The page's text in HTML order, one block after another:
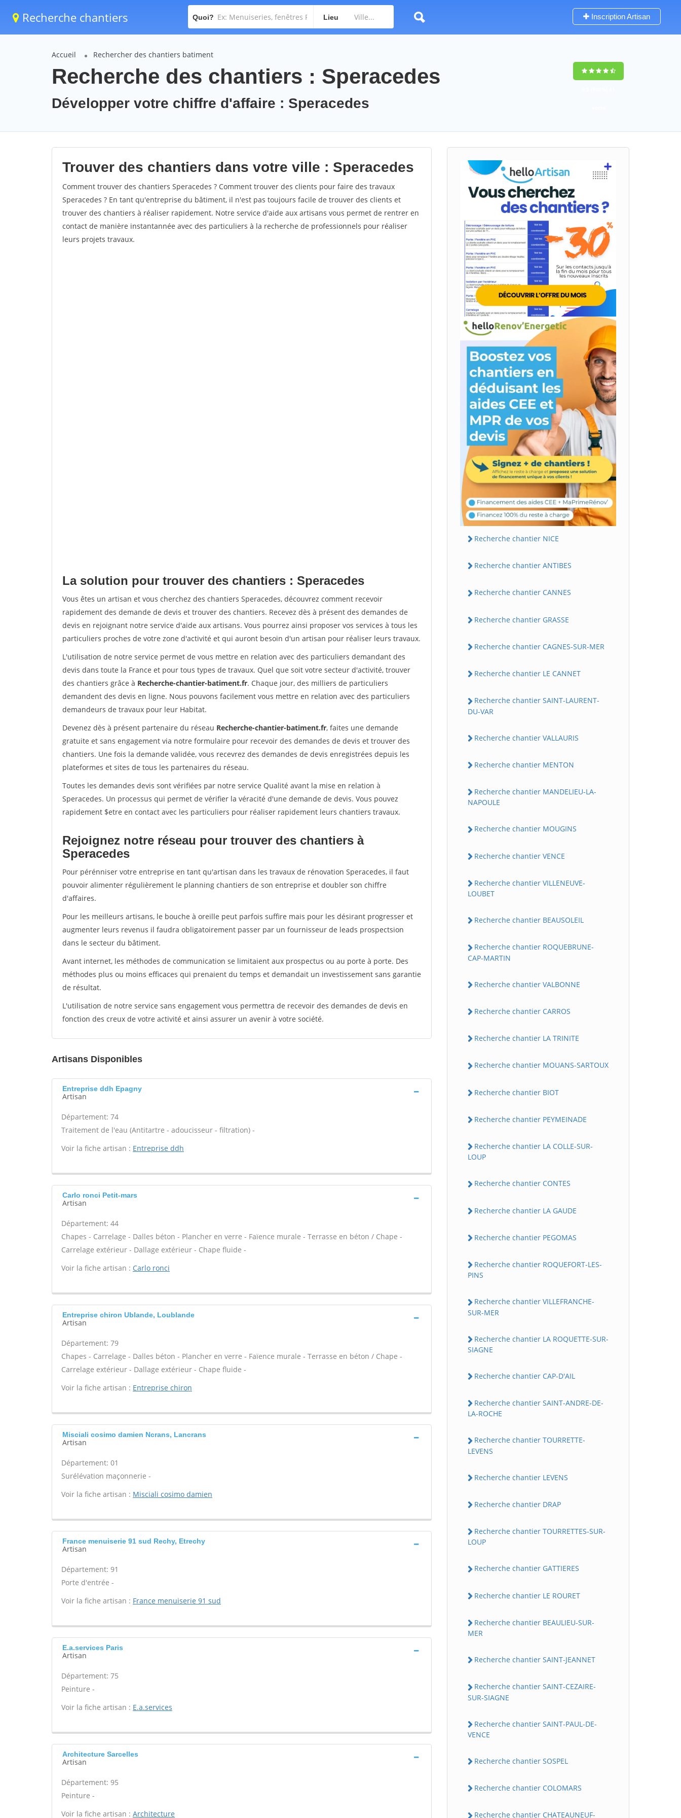
Recherche chantiers Quoi? Lieu Inscription Artisan
Accueil Rechercher des chantiers batiment
Recherche des chantiers : Speracedes
Développer votre chiffre d'affaire : Speracedes
Trouver des chantiers dans votre ville : Speracedes
Comment trouver des chantiers Speracedes ? Comment trouver des clients pour faire des travaux
Speracedes ? En tant qu'entreprise du bâtiment, il n'est pas toujours facile de trouver des clients et
trouver des chantiers à réaliser rapidement. Notre service d'aide aux artisans vous permet de rentrer en
contact de manière instantannée avec des particuliers à la recherche de professionnels pour réaliser
leurs projets travaux.
La solution pour trouver des chantiers : Speracedes
Vous êtes un artisan et vous cherchez des chantiers Speracedes, découvrez comment recevoir
rapidement des demande de devis et trouver des chantiers. Recevez dès à présent des demandes de
devis en rejoignant notre service d'aide aux artisans. Vous pourrez ainsi proposer vos services à tous les
particuliers proches de votre zone d'activité et qui auront besoin d'un artisan pour réaliser leurs travaux.
L'utilisation de notre service permet de vous mettre en relation avec des particuliers demandant des
devis dans toute la France et pour tous types de travaux. Quel que soit votre secteur d'activité, trouver
des chantiers grâce à Recherche-chantier-batiment.fr. Chaque jour, des milliers de particuliers
demandent des devis en ligne. Nous pouvons facilement vous mettre en relation avec des particuliers
demandeurs de travaux pour leur Habitat.
Devenez dès à présent partenaire du réseau Recherche-chantier-batiment.fr, faites une demande
gratuite et sans engagement via notre formulaire pour recevoir des demandes de devis et trouver des
chantiers. Une fois la demande validée, vous recevrez des demandes de devis enregistrées depuis les
plateformes et sites de tous les partenaires du réseau.
Toutes les demandes devis sont vérifiées par notre service Qualité avant la mise en relation à
Speracedes. Un processus qui permet de vérifier la véracité d'une demande de devis. Vous pouvez
rapidement $etre en contact avec les particuliers pour réaliser rapidement leurs chantiers travaux.
Rejoignez notre réseau pour trouver des chantiers à
Speracedes
Pour pérénniser votre entreprise en tant qu'artisan dans les travaux de rénovation Speracedes, il faut
pouvoir alimenter régulièrement le planning chantiers de son entreprise et doubler son chiffre
d'affaires.
Pour les meilleurs artisans, le bouche à oreille peut parfois suffire mais pour les désirant progresser et
augmenter leurs revenus il faudra obligatoirement passer par un fournisseur de leads prospectsion
dans le secteur du bâtiment.
Avant internet, les méthodes de communication se limitaient aux prospectus ou au porte à porte. Des
méthodes plus ou moins efficaces qui prenaient du temps et demandait un investissement sans garantie
de résultat.
L'utilisation de notre service sans engagement vous permettra de recevoir des demandes de devis en
fonction des creux de votre activité et ainsi assurer un avenir à votre société.
Artisans Disponibles
Entreprise ddh Epagny
Artisan
Département: 74
Traitement de l'eau (Antitartre - adoucisseur - filtration) -
Voir la fiche artisan : Entreprise ddh
Carlo ronci Petit-mars
Artisan
Département: 44
Chapes - Carrelage - Dalles béton - Plancher en verre - Faïence murale - Terrasse en béton / Chape -
Carrelage extérieur - Dallage extérieur - Chape fluide -
Voir la fiche artisan : Carlo ronci
Entreprise chiron Ublande, Loublande
Artisan
Département: 79
Chapes - Carrelage - Dalles béton - Plancher en verre - Faïence murale - Terrasse en béton / Chape -
Carrelage extérieur - Dallage extérieur - Chape fluide -
Voir la fiche artisan : Entreprise chiron
Misciali cosimo damien Ncrans, Lancrans
Artisan
Département: 01
Surélévation maçonnerie -
Voir la fiche artisan : Misciali cosimo damien
France menuiserie 91 sud Rechy, Etrechy
Artisan
Département: 91
Porte d'entrée -
Voir la fiche artisan : France menuiserie 91 sud
E.a.services Paris
Artisan
Département: 75
Peinture -
Voir la fiche artisan : E.a.services
Architecture Sarcelles
Artisan
Département: 95
Peinture -
Voir la fiche artisan : Architecture
Recherche chantier NICE
Recherche chantier ANTIBES
Recherche chantier CANNES
Recherche chantier GRASSE
Recherche chantier CAGNES-SUR-MER
Recherche chantier LE CANNET
Recherche chantier SAINT-LAURENT-
DU-VAR
Recherche chantier VALLAURIS
Recherche chantier MENTON
Recherche chantier MANDELIEU-LA-
NAPOULE
Recherche chantier MOUGINS
Recherche chantier VENCE
Recherche chantier VILLENEUVE-
LOUBET
Recherche chantier BEAUSOLEIL
Recherche chantier ROQUEBRUNE-
CAP-MARTIN
Recherche chantier VALBONNE
Recherche chantier CARROS
Recherche chantier LA TRINITE
Recherche chantier MOUANS-SARTOUX
Recherche chantier BIOT
Recherche chantier PEYMEINADE
Recherche chantier LA COLLE-SUR-
LOUP
Recherche chantier CONTES
Recherche chantier LA GAUDE
Recherche chantier PEGOMAS
Recherche chantier ROQUEFORT-LES-
PINS
Recherche chantier VILLEFRANCHE-
SUR-MER
Recherche chantier LA ROQUETTE-SUR-
SIAGNE
Recherche chantier CAP-D'AIL
Recherche chantier SAINT-ANDRE-DE-
LA-ROCHE
Recherche chantier TOURRETTE-
LEVENS
Recherche chantier LEVENS
Recherche chantier DRAP
Recherche chantier TOURRETTES-SUR-
LOUP
Recherche chantier GATTIERES
Recherche chantier LE ROURET
Recherche chantier BEAULIEU-SUR-
MER
Recherche chantier SAINT-JEANNET
Recherche chantier SAINT-CEZAIRE-
SUR-SIAGNE
Recherche chantier SAINT-PAUL-DE-
VENCE
Recherche chantier SOSPEL
Recherche chantier COLOMARS
Recherche chantier CHATEAUNEUF-